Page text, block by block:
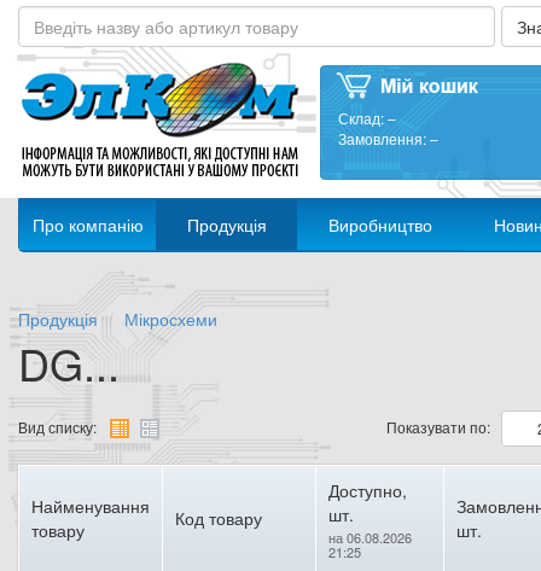
Склад:–
Замовлення:–
Про компанію Продукція Виробництво
Продукція Мікросхеми
DG...
Вид списку: Показувати по:
Найменування
товару
Код товару
Доступно,
шт.
на 06.08.2026
21:25
шт.